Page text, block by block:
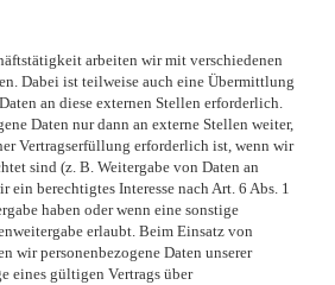
arbeiten wir mit verschiedenen
Dabei ist teilweise auch eine Übermittlung
an diese externen Stellen erforderlich.
Daten nur dann an externe Stellen weiter,
Vertragserfüllung erforderlich ist, wenn wir
sind (z. B. Weitergabe von Daten an
ein berechtigtes Interesse nach Art. 6 Abs. 1
haben oder wenn eine sonstige
erlaubt. Beim Einsatz von
wir personenbezogene Daten unserer
eines gültigen Vertrags über